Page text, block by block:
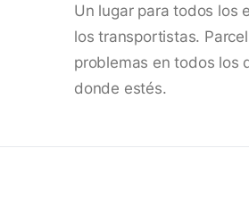
Un lugar para todos los
los transportistas.
problemas en todos los
donde estés.